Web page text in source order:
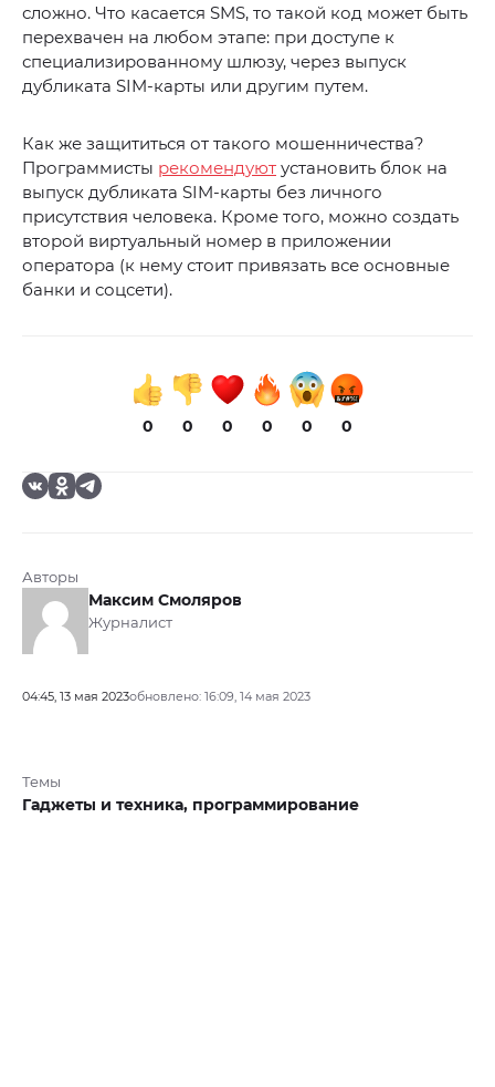
сложно. Что касается SMS, то такой код может быть
перехвачен на любом этапе: при доступе к
специализированному шлюзу, через выпуск
дубликата SIM-карты или другим путем.
Как же защититься от такого мошенничества?
Программисты рекомендуют установить блок на
выпуск дубликата SIM-карты без личного
присутствия человека. Кроме того, можно создать
второй виртуальный номер в приложении
оператора (к нему стоит привязать все основные
банки и соцсети).
0 0 0 0 0 0
Авторы
Максим Смоляров
Журналист
04:45, 13 мая 2023обновлено: 16:09, 14 мая 2023
Темы
Гаджеты и техника, программирование